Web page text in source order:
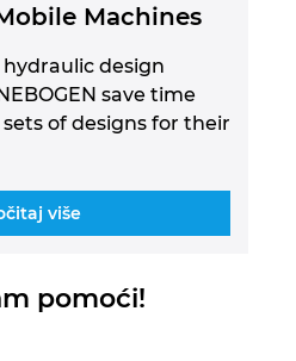
Machines
design
save time
of designs for their
više
pomoći!